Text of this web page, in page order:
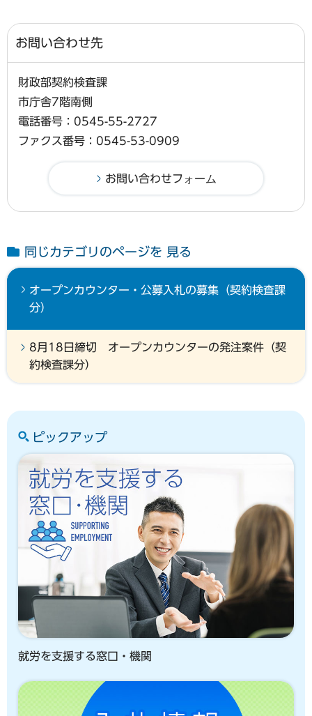
お問い合わせ先
財政部契約検査課
市庁舎7階南側
電話番号：0545-55-2727
ファクス番号：0545-53-0909
同じカテゴリのページを 見る
オープンカウンター・公募入札の募集（契約検査課
分）
8月18日締切 オープンカウンターの発注案件（契
約検査課分）
ピックアップ
就労を支援する窓口・機関